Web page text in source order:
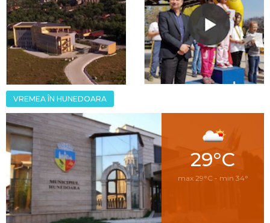
VREMEA ÎN HUNEDOARA
29°C
max 29°C - min 34°